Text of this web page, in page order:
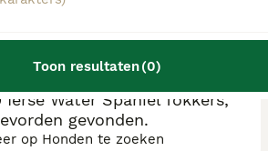
Toon resultaten(0)
Ierse Water Spaniel fokkers,
gevonden.
op Honden te zoeken